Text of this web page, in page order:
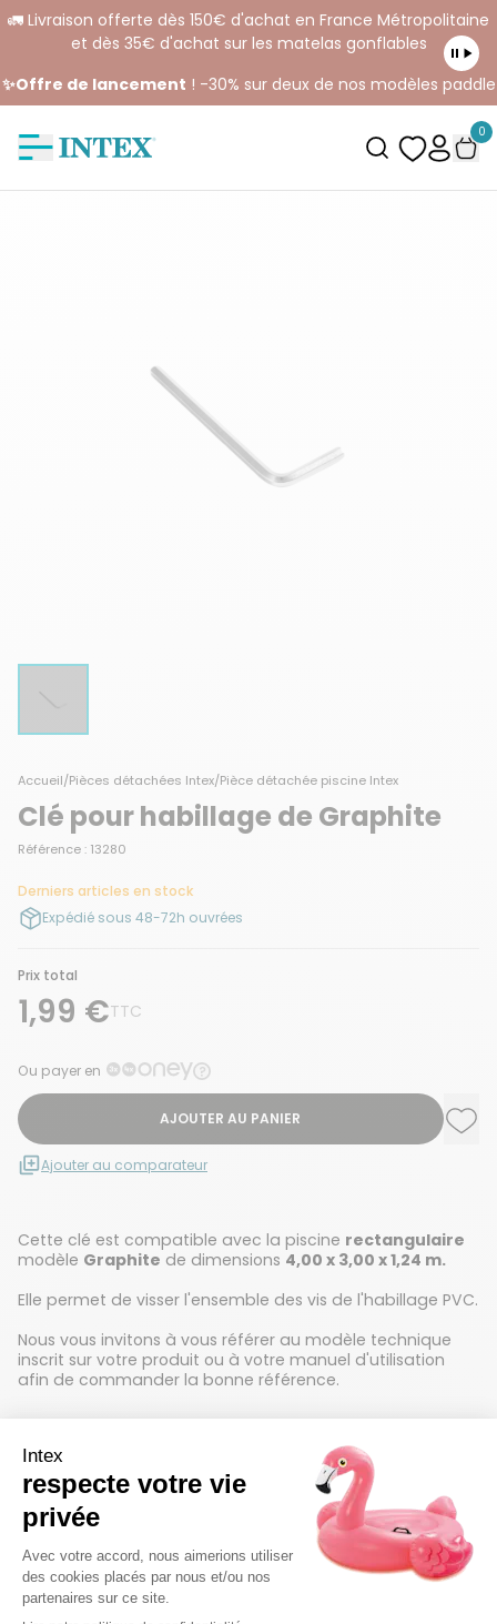
🚛 Livraison offerte dès 150€ d'achat en France Métropolitaine
et dès 35€ d'achat sur les matelas gonflables
✨Offre de lancement ! -30% sur deux de nos modèles paddle
0
Accueil/Pièces détachées Intex/Pièce détachée piscine Intex
Clé pour habillage de Graphite
Référence : 13280
Derniers articles en stock
Expédié sous 48-72h ouvrées
Prix total
1,99 €TTC
Ou payer en
AJOUTER AU PANIER
Ajouter au comparateur
Cette clé est compatible avec la piscine rectangulaire
modèle Graphite de dimensions 4,00 x 3,00 x 1,24 m.
Elle permet de visser l'ensemble des vis de l'habillage PVC.
Nous vous invitons à vous référer au modèle technique
inscrit sur votre produit ou à votre manuel d'utilisation
afin de commander la bonne référence.
Détails techniques